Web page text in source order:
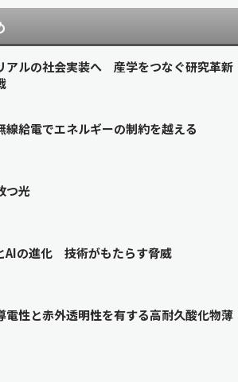
アルの社会実装へ 産学をつなぐ研究革新
線給電でエネルギーの制約を越える
つ光
AIの進化 技術がもたらす脅威
電性と赤外透明性を有する高耐久酸化物薄